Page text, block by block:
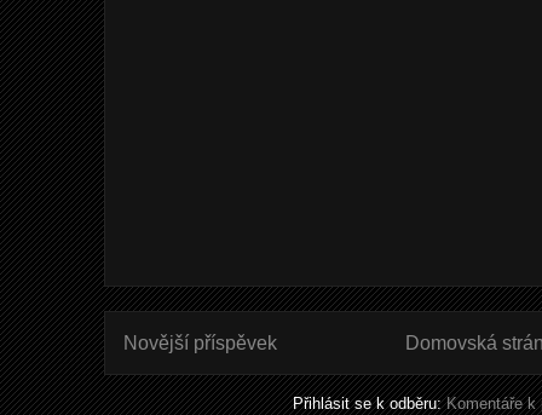
Novější příspěvek Domovská
Přihlásit se k odběru:Komentáře